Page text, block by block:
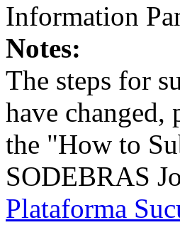
Information
Notes:
The steps for
have changed,
the "How to
SODEBRAS
Plataforma